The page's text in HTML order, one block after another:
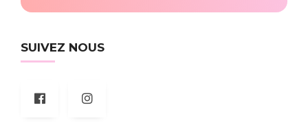
SUIVEZ NOUS